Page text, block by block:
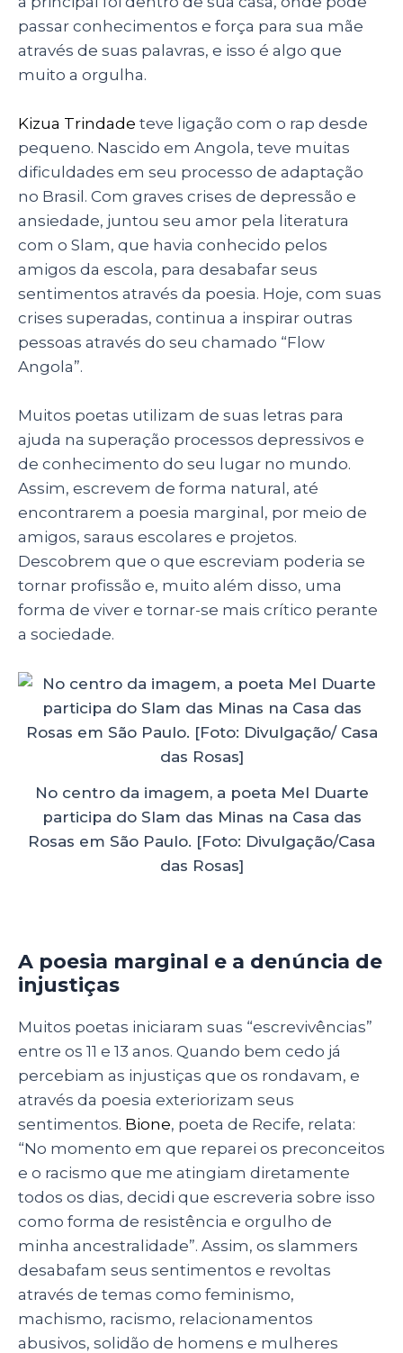
passar conhecimentos e força para sua mãe
através de suas palavras, e isso é algo que
muito a orgulha.
Kizua Trindade teve ligação com o rap desde
pequeno. Nascido em Angola, teve muitas
dificuldades em seu processo de adaptação
no Brasil. Com graves crises de depressão e
ansiedade, juntou seu amor pela literatura
com o Slam, que havia conhecido pelos
amigos da escola, para desabafar seus
sentimentos através da poesia. Hoje, com suas
crises superadas, continua a inspirar outras
pessoas através do seu chamado “Flow
Angola”.
Muitos poetas utilizam de suas letras para
ajuda na superação processos depressivos e
de conhecimento do seu lugar no mundo.
Assim, escrevem de forma natural, até
encontrarem a poesia marginal, por meio de
amigos, saraus escolares e projetos.
Descobrem que o que escreviam poderia se
tornar profissão e, muito além disso, uma
forma de viver e tornar-se mais crítico perante
a sociedade.
No centro da imagem, a poeta Mel Duarte
participa do Slam das Minas na Casa das
Rosas em São Paulo. [Foto: Divulgação/Casa
das Rosas]
A poesia marginal e a denúncia de
injustiças
Muitos poetas iniciaram suas “escrevivências”
entre os 11 e 13 anos. Quando bem cedo já
percebiam as injustiças que os rondavam, e
através da poesia exteriorizam seus
sentimentos. Bione, poeta de Recife, relata:
“No momento em que reparei os preconceitos
e o racismo que me atingiam diretamente
todos os dias, decidi que escreveria sobre isso
como forma de resistência e orgulho de
minha ancestralidade”. Assim, os slammers
desabafam seus sentimentos e revoltas
através de temas como feminismo,
machismo, racismo, relacionamentos
abusivos, solidão de homens e mulheres